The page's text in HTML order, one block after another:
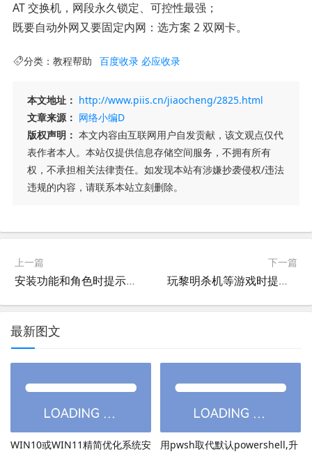
AT 交换机，网段永久锁定、可控性最强；
既要自动外网又要固定内网：选方案 2 双网卡。
分类： 教程帮助 百度收录 必应收录
本文地址： http://www.piis.cn/jiaocheng/2825.html
文章来源： 网络小编D
版权声明： 本文内容由互联网用户自发贡献，该文观点仅代
表作者本人。本站仅提供信息存储空间服务，不拥有所有
权，不承担相关法律责任。如发现本站有涉嫌抄袭侵权/违法
违规的内容，请联系本站立刻删除。
上一篇
安装功能和角色时提示组件存储损坏怎么查找具体是哪个组件包或缺少文件,WinSXS组件错误,组件损坏
下一篇
玩黎明杀机等游戏时提示必须拥有HVCI才能游玩的原因和解决办法
最新图文
WIN10或WIN11精简优化系统安
用pwsh取代默认powershell,升